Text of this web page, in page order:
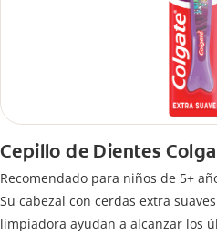
Cepillo de Dientes
Recomendado para niños de 5+
Su cabezal con cerdas extra
limpiadora ayudan a alcanzar los